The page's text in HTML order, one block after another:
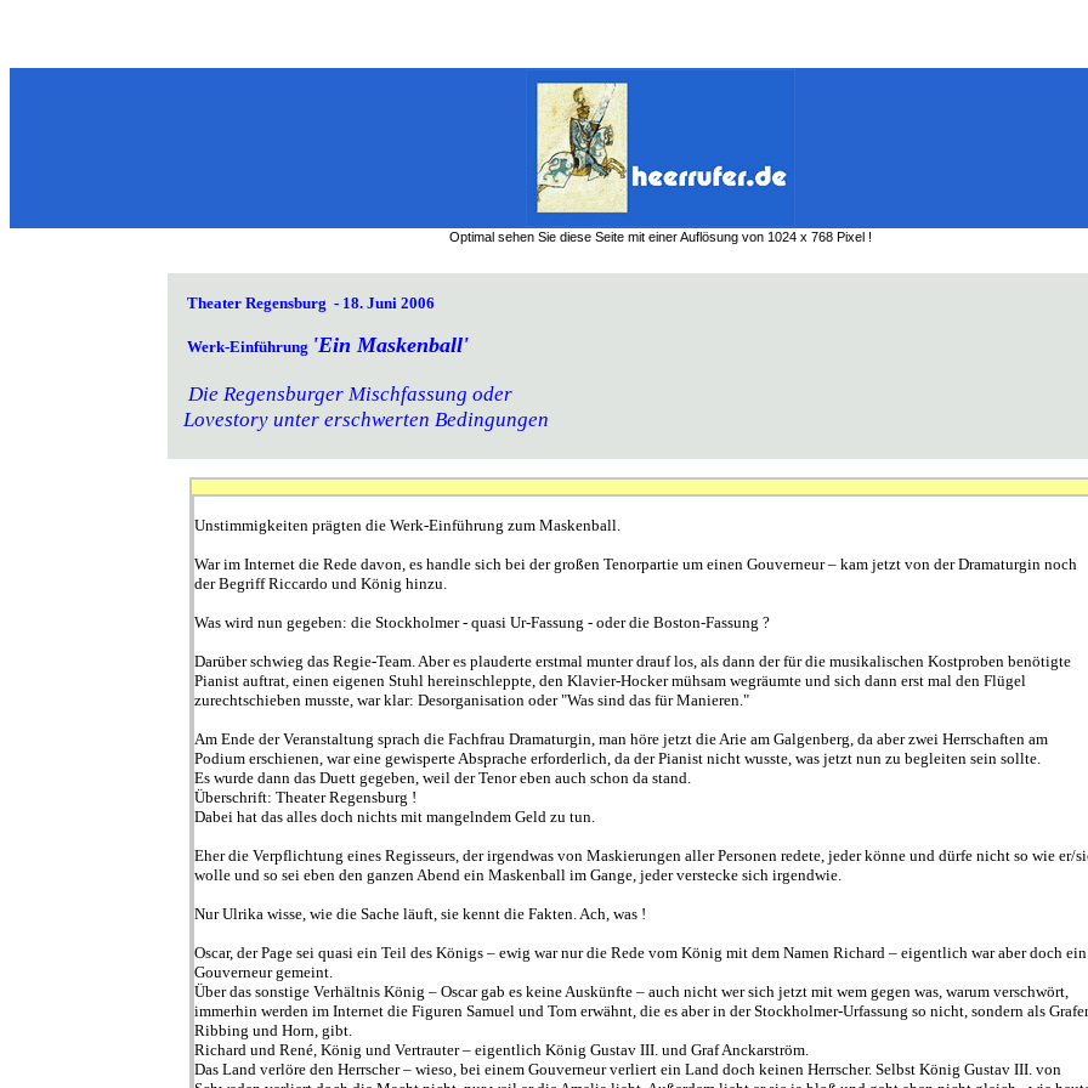
Optimal sehen Sie diese Seite mit einer Auflösung von 1024 x 768 Pixel !
Theater Regensburg - 18. Juni 2006
Werk-Einführung 'Ein Maskenball'
Die Regensburger Mischfassung oder
Lovestory unter erschwerten Bedingungen
Unstimmigkeiten prägten die Werk-Einführung zum Maskenball.
War im Internet die Rede davon, es handle sich bei der großen Tenorpartie um einen Gouverneur – kam jetzt von der Dramaturgin noch
der Begriff Riccardo und König hinzu.
Was wird nun gegeben: die Stockholmer - quasi Ur-Fassung - oder die Boston-Fassung ?
Darüber schwieg das Regie-Team. Aber es plauderte erstmal munter drauf los, als dann der für die musikalischen Kostproben benötigte
Pianist auftrat, einen eigenen Stuhl hereinschleppte, den Klavier-Hocker mühsam wegräumte und sich dann erst mal den Flügel
zurechtschieben musste, war klar: Desorganisation oder "Was sind das für Manieren."
Am Ende der Veranstaltung sprach die Fachfrau Dramaturgin, man höre jetzt die Arie am Galgenberg, da aber zwei Herrschaften am
Podium erschienen, war eine gewisperte Absprache erforderlich, da der Pianist nicht wusste, was jetzt nun zu begleiten sein sollte.
Es wurde dann das Duett gegeben, weil der Tenor eben auch schon da stand.
Überschrift: Theater Regensburg !
Dabei hat das alles doch nichts mit mangelndem Geld zu tun.
Eher die Verpflichtung eines Regisseurs, der irgendwas von Maskierungen aller Personen redete, jeder könne und dürfe nicht so wie er/
wolle und so sei eben den ganzen Abend ein Maskenball im Gange, jeder verstecke sich irgendwie.
Nur Ulrika wisse, wie die Sache läuft, sie kennt die Fakten. Ach, was !
Oscar, der Page sei quasi ein Teil des Königs – ewig war nur die Rede vom König mit dem Namen Richard – eigentlich war aber doch ein
Gouverneur gemeint.
Über das sonstige Verhältnis König – Oscar gab es keine Auskünfte – auch nicht wer sich jetzt mit wem gegen was, warum verschwört,
immerhin werden im Internet die Figuren Samuel und Tom erwähnt, die es aber in der Stockholmer-Urfassung so nicht, sondern als
Ribbing und Horn, gibt.
Richard und René, König und Vertrauter – eigentlich König Gustav III. und Graf Anckarström.
Das Land verlöre den Herrscher – wieso, bei einem Gouverneur verliert ein Land doch keinen Herrscher. Selbst König Gustav III. von